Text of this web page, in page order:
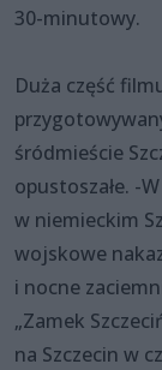
30-minutowy.
Duża część
śródmieście
opustoszałe. -
w niemieckim
wojskowe
i nocne
„Zamek
na Szczecin w